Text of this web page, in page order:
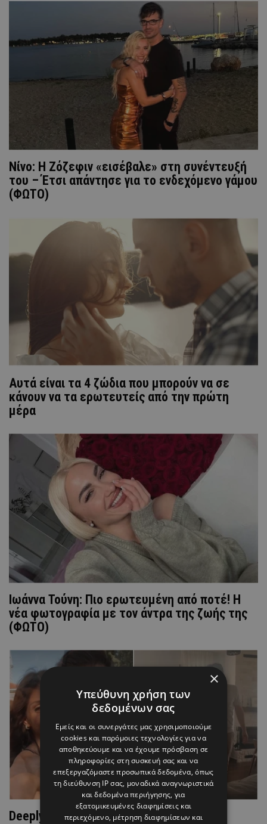
Νίνο: Η Ζόζεφιν «εισέβαλε» στη συνέντευξή
του – Έτσι απάντησε για το ενδεχόμενο γάμου
(ΦΩΤΟ)
Αυτά είναι τα 4 ζώδια που μπορούν να σε
κάνουν να τα ερωτευτείς από την πρώτη
μέρα
Ιωάννα Τούνη: Πιο ερωτευμένη από ποτέ! Η
νέα φωτογραφία με τον άντρα της ζωής της
(ΦΩΤΟ)
Deeply in love η Ειρήνη Καραγιώργη: Η
×
Υπεύθυνη χρήση των
δεδομένων σας
Εμείς και οι συνεργάτες μας χρησιμοποιούμε
cookies και παρόμοιες τεχνολογίες για να
αποθηκεύουμε και να έχουμε πρόσβαση σε
πληροφορίες στη συσκευή σας και να
επεξεργαζόμαστε προσωπικά δεδομένα, όπως
τη διεύθυνση IP σας, μοναδικά αναγνωριστικά
και δεδομένα περιήγησης, για
εξατομικευμένες διαφημίσεις και
περιεχόμενο, μέτρηση διαφημίσεων και